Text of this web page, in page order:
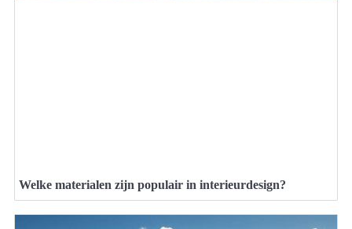
Welke materialen zijn populair in interieurdesign?